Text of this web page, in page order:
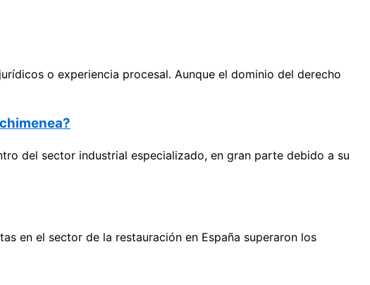
o experiencia procesal. Aunque el dominio del derecho
del sector industrial especializado, en gran parte debido a su
en el sector de la restauración en España superaron los